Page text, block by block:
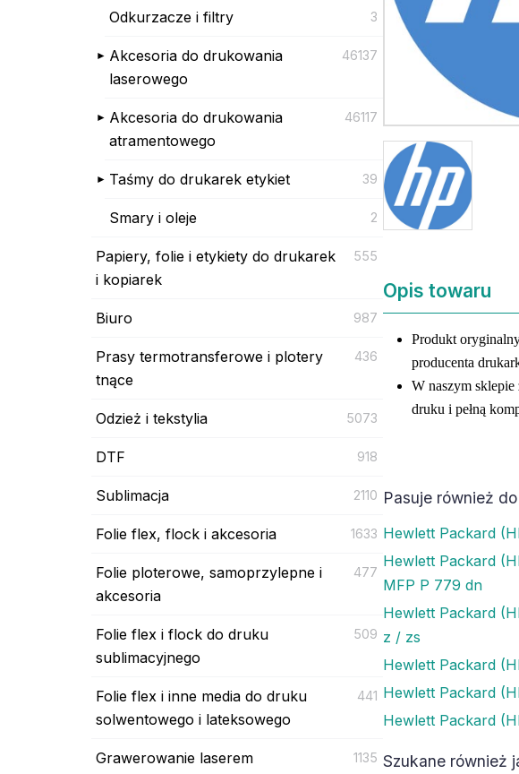
Odkurzacze i filtry 3
Akcesoria do drukowania
laserowego
46137
Akcesoria do drukowania
atramentowego
46117
Taśmy do drukarek etykiet 39
Smary i oleje 2
Papiery, folie i etykiety do drukarek
i kopiarek
555
Biuro 987
Prasy termotransferowe i plotery
tnące
436
Odzież i tekstylia 5073
DTF 918
Sublimacja 2110
Folie flex, flock i akcesoria 1633
Folie ploterowe, samoprzylepne i
akcesoria
477
Folie flex i flock do druku
sublimacyjnego
509
Folie flex i inne media do druku
solwentowego i lateksowego
441
Grawerowanie laserem 1135
Opis towaru
Produkt
producenta
W naszym sklepie
druku i pełną
Pasuje również
Hewlett Packard
Hewlett Packard
MFP P 779 dn
Hewlett Packard
z / zs
Hewlett Packard
Hewlett Packard
Hewlett Packard
Szukane również